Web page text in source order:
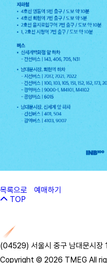
목록으로
예매하기
TOP
(04529) 서울시 중구 남대문시장
Copyright © 2026 TMEG All